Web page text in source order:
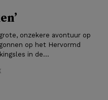
onzekere avontuur op
op het Hervormd
in de...